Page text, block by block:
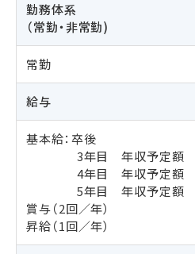
勤務体系
（常勤・非常勤)
常勤
給与
基本給：卒後
3年目 年収予定額
4年目 年収予定額
5年目 年収予定額
賞与（2回／年）
昇給（1回／年）